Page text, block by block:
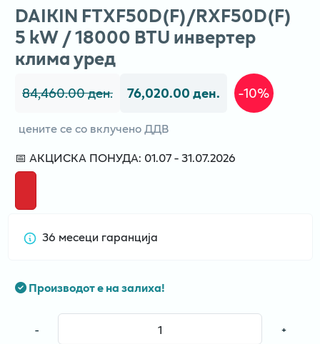
DAIKIN FTXF50D(F)/RXF50D(F)
5 kW / 18000 BTU инвертер
клима уред
84,460.00 ден. 76,020.00 ден. -10%
цените се со вклучено ДДВ
📅 АКЦИСКА ПОНУДА: 01.07 - 31.07.2026
36 месеци гаранција
Производот е на залиха!
- +